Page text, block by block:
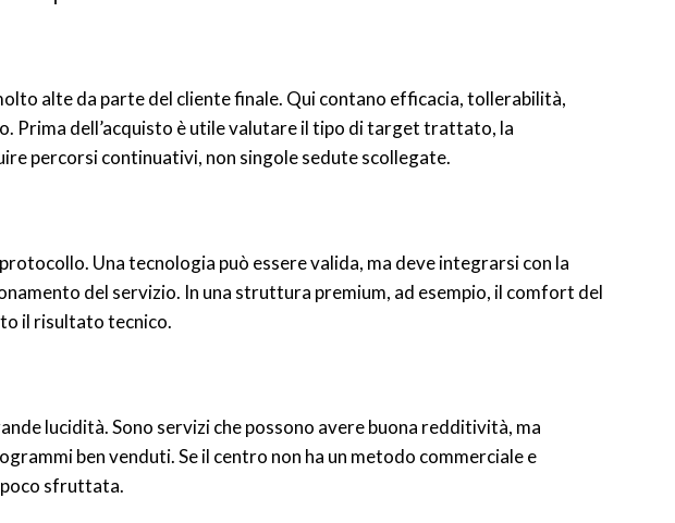
alte da parte del cliente finale. Qui contano efficacia, tollerabilità,
Prima dell’acquisto è utile valutare il tipo di target trattato, la
percorsi continuativi, non singole sedute scollegate.
Una tecnologia può essere valida, ma deve integrarsi con la
del servizio. In una struttura premium, ad esempio, il comfort del
il risultato tecnico.
lucidità. Sono servizi che possono avere buona redditività, ma
ben venduti. Se il centro non ha un metodo commerciale e
poco sfruttata.